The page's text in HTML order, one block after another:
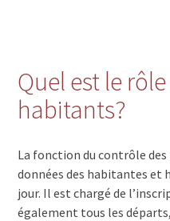
Quel est le
habitants?
La fonction du contrôle
données des habitantes et
jour. Il est chargé de
également tous les